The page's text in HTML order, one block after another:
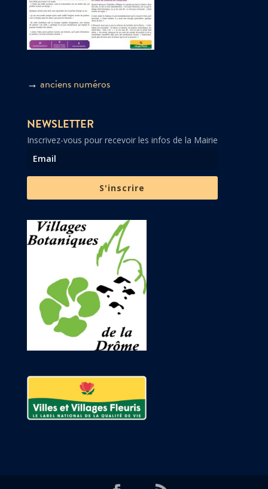
→ anciens numéros
NEWSLETTER
Inscrivez-vous pour recevoir les infos de la Mairie
S'inscrire